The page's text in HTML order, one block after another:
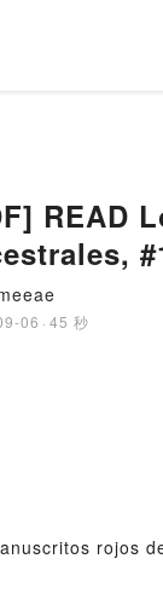
READ
06 · 45 秒
rojos